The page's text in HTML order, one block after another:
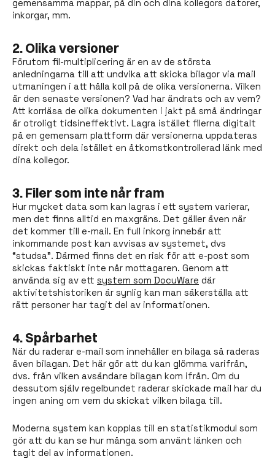
gemensamma mappar, på din och dina kollegors datorer,
inkorgar, mm.
2. Olika versioner
Förutom fil-multiplicering är en av de största
anledningarna till att undvika att skicka bilagor via mail
utmaningen i att hålla koll på de olika versionerna. Vilken
är den senaste versionen? Vad har ändrats och av vem?
Att korrläsa de olika dokumenten i jakt på små ändringar
är otroligt tidsineffektivt. Lagra istället filerna digitalt
på en gemensam plattform där versionerna uppdateras
direkt och dela istället en åtkomstkontrollerad länk med
dina kollegor.
3. Filer som inte når fram
Hur mycket data som kan lagras i ett system varierar,
men det finns alltid en maxgräns. Det gäller även när
det kommer till e-mail. En full inkorg innebär att
inkommande post kan avvisas av systemet, dvs
“studsa”. Därmed finns det en risk för att e-post som
skickas faktiskt inte når mottagaren. Genom att
använda sig av ett system som DocuWare där
aktivitetshistoriken är synlig kan man säkerställa att
rätt personer har tagit del av informationen.
4. Spårbarhet
När du raderar e-mail som innehåller en bilaga så raderas
även bilagan. Det här gör att du kan glömma varifrån,
dvs. från vilken avsändare bilagan kom ifrån. Om du
dessutom själv regelbundet raderar skickade mail har du
ingen aning om vem du skickat vilken bilaga till.
Moderna system kan kopplas till en statistikmodul som
gör att du kan se hur många som använt länken och
tagit del av informationen.